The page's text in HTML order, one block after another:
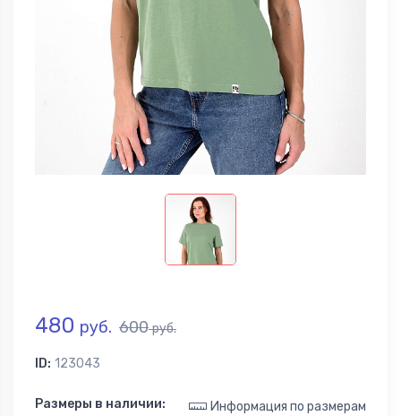
480 руб. 600руб.
ID: 123043
Размеры в наличии: Информация по размерам